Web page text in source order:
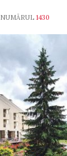
1430